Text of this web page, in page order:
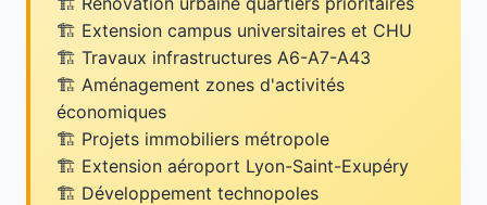
Extension campus universitaires et CHU
Travaux infrastructures A6-A7-A43
Aménagement zones d'activités
économiques
Projets immobiliers métropole
Extension aéroport Lyon-Saint-Exupéry
Développement technopoles